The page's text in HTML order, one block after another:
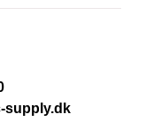
supply.dk